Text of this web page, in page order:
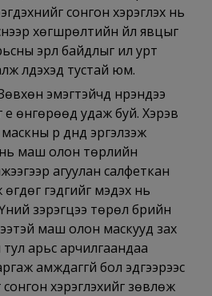
сонгон хэрэглэх нь
хөгшрөлтийн үйл явцыг
эрүүл байдлыг илүү урт
үлдэхэд тустай юм.
эмэгтэйчүүд нүүрэндээ
өнгөрөөд удаж буй. Хэрэв
үр дүнд эргэлзэж
маш олон төрлийн
агуулан салфеткан
гэдгийг мэдэх нь
зэрэгцээ төрөл бүрийн
маш олон маскууд зах
тул арьс арчилгаандаа
амждаггүй бол эдгээрээс
хэрэглэхийг зөвлөж